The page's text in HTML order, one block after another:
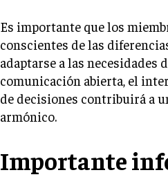
Es importante que los
conscientes de las
adaptarse a las necesidades
comunicación abierta, el
de decisiones contribuirá a
armónico.
Importante